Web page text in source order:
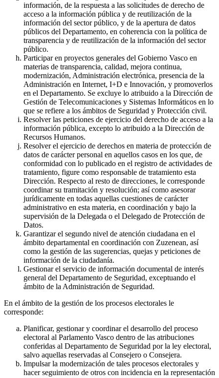
información, de la respuesta a las solicitudes de derecho de
acceso a la información pública y de reutilización de la
información del sector público, y de la apertura de datos
públicos del Departamento, en coherencia con la política de
transparencia y de reutilización de la información del sector
público.
Participar en proyectos generales del Gobierno Vasco en
materias de transparencia, calidad, mejora continua,
modernización, Administración electrónica, presencia de la
Administración en Internet, I+D e Innovación, y promoverlos
en el Departamento. Se excluye lo atribuido a la Dirección de
Gestión de Telecomunicaciones y Sistemas Informáticos en lo
que se refiere a los ámbitos de Seguridad y Protección civil.
Resolver las peticiones de ejercicio del derecho de acceso a la
información pública, excepto lo atribuido a la Dirección de
Recursos Humanos.
Resolver el ejercicio de derechos en materia de protección de
datos de carácter personal en aquellos casos en los que, de
conformidad con lo publicado en el registro de actividades de
tratamiento, figure como responsable de tratamiento esta
Dirección. Respecto al resto de direcciones, le corresponde
coordinar su tramitación y resolución; así como asesorar
jurídicamente en todas aquellas cuestiones de carácter
administrativo en esta materia, en coordinación y bajo la
supervisión de la Delegada o el Delegado de Protección de
Datos.
Garantizar el segundo nivel de atención ciudadana en el
ámbito departamental en coordinación con Zuzenean, así
como la gestión de las sugerencias, quejas y peticiones de
información de la ciudadanía.
Gestionar el servicio de información documental de interés
general del Departamento de Seguridad, exceptuando el
ámbito de la Administración de Seguridad.
En el ámbito de la gestión de los procesos electorales le
corresponde:
Planificar, gestionar y coordinar el desarrollo del proceso
electoral al Parlamento Vasco dentro de las atribuciones
conferidas al Departamento de Seguridad por la ley electoral,
salvo aquellas reservadas al Consejero o Consejera.
Impulsar la modernización de tales procesos electorales y
hacer seguimiento de otros con incidencia en la representación